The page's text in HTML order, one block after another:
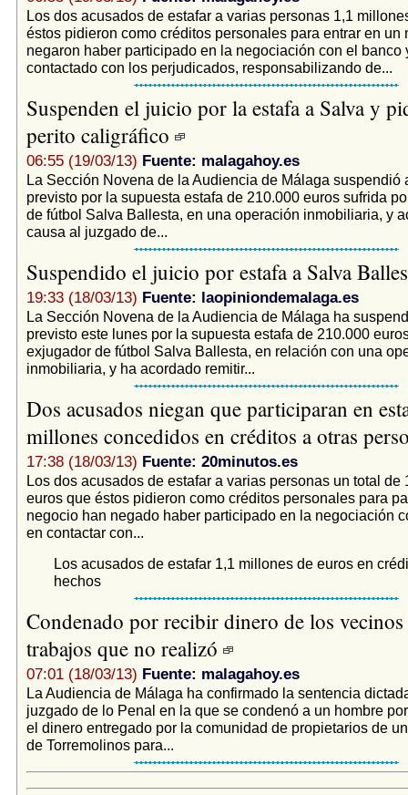
Los dos acusados de estafar a varias personas 1,1
éstos pidieron como créditos personales para entrar en un
negaron haber participado en la negociación con el banco
contactado con los perjudicados, responsabilizando de...
Suspenden el juicio por la estafa a Salva y
perito caligráfico
06:55 (19/03/13) Fuente: malagahoy.es
La Sección Novena de la Audiencia de Málaga suspendió
previsto por la supuesta estafa de 210.000 euros sufrida
de fútbol Salva Ballesta, en una operación inmobiliaria, y
causa al juzgado de...
Suspendido el juicio por estafa a Salva
19:33 (18/03/13) Fuente: laopiniondemalaga.es
La Sección Novena de la Audiencia de Málaga ha
previsto este lunes por la supuesta estafa de 210.000
exjugador de fútbol Salva Ballesta, en relación con una
inmobiliaria, y ha acordado remitir...
Dos acusados niegan que participaran en
millones concedidos en créditos a otras
17:38 (18/03/13) Fuente: 20minutos.es
Los dos acusados de estafar a varias personas un total de
euros que éstos pidieron como créditos personales para
negocio han negado haber participado en la negociación
en contactar con...
Los acusados de estafar 1,1 millones de euros en
hechos
Condenado por recibir dinero de los vecinos
trabajos que no realizó
07:01 (18/03/13) Fuente: malagahoy.es
La Audiencia de Málaga ha confirmado la sentencia
juzgado de lo Penal en la que se condenó a un hombre
el dinero entregado por la comunidad de propietarios de
de Torremolinos para...